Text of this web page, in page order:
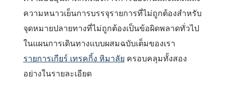
ความหนาวเย็นการบรรจุรายการที่ไม่ถูกต้องสําหรับ
จุดหมายปลายทางที่ไม่ถูกต้องเป็นข้อผิดพลาดทั่วไป
ในแผนการเดินทางแบบผสมฉบับเต็มของเรา
รายการเกียร์ เทรคกิ้ง หิมาลัย ครอบคลุมทั้งสอง
อย่างในรายละเอียด